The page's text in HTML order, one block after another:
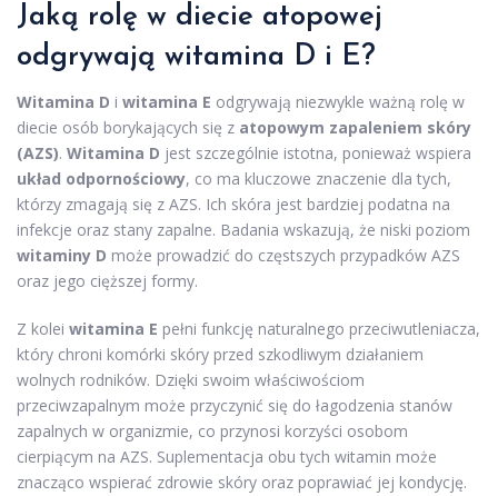
Jaką rolę w diecie atopowej
odgrywają witamina D i E?
Witamina D i witamina E odgrywają niezwykle ważną rolę w
diecie osób borykających się z atopowym zapaleniem skóry
(AZS). Witamina D jest szczególnie istotna, ponieważ wspiera
układ odpornościowy, co ma kluczowe znaczenie dla tych,
którzy zmagają się z AZS. Ich skóra jest bardziej podatna na
infekcje oraz stany zapalne. Badania wskazują, że niski poziom
witaminy D może prowadzić do częstszych przypadków AZS
oraz jego cięższej formy.
Z kolei witamina E pełni funkcję naturalnego przeciwutleniacza,
który chroni komórki skóry przed szkodliwym działaniem
wolnych rodników. Dzięki swoim właściwościom
przeciwzapalnym może przyczynić się do łagodzenia stanów
zapalnych w organizmie, co przynosi korzyści osobom
cierpiącym na AZS. Suplementacja obu tych witamin może
znacząco wspierać zdrowie skóry oraz poprawiać jej kondycję.